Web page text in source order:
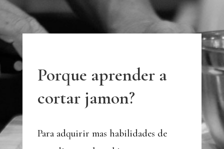
Porque aprender a
cortar jamon?
Para adquirir mas habilidades de